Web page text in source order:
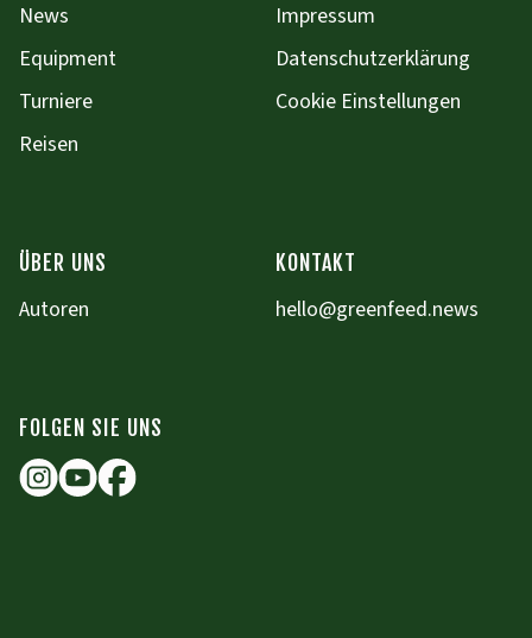
News
Equipment
Turniere
Reisen
Impressum
Datenschutzerklärung
Cookie Einstellungen
ÜBER UNS
Autoren
KONTAKT
hello@greenfeed.news
FOLGEN SIE UNS